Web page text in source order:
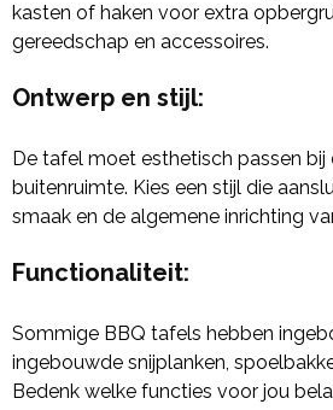
kasten of haken voor extra
gereedschap en accessoires.
Ontwerp en stijl:
De tafel moet esthetisch passen bij
buitenruimte. Kies een stijl die
smaak en de algemene inrichting
Functionaliteit:
Sommige BBQ tafels hebben
ingebouwde snijplanken,
Bedenk welke functies voor jou